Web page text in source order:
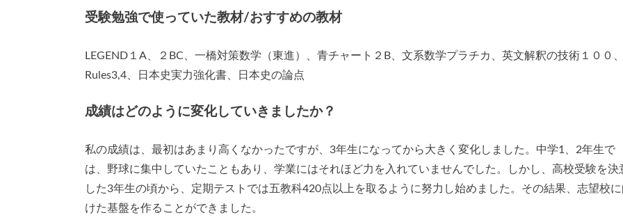
受験勉強で使っていた教材/おすすめの教材
LEGEND１A、２BC、一橋対策数学（東進）、青チャート２B、文系数学プラチカ、英文解釈の技術１００
Rules3,4、日本史実力強化書、日本史の論点
成績はどのように変化していきましたか？
私の成績は、最初はあまり高くなかったですが、3年生になってから大きく変化しました。中学1、2年生で
は、野球に集中していたこともあり、学業にはそれほど力を入れていませんでした。しかし、高校受験を決
した3年生の頃から、定期テストでは五教科420点以上を取るように努力し始めました。その結果、志望校
けた基盤を作ることができました。